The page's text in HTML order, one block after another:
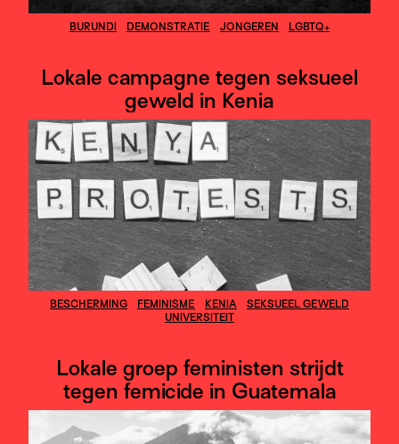
BURUNDI DEMONSTRATIE JONGEREN LGBTQ+
Lokale campagne tegen seksueel
geweld in Kenia
BESCHERMING FEMINISME KENIA
SEKSUEEL GEWELD
UNIVERSITEIT
Lokale groep feministen strijdt
tegen femicide in Guatemala